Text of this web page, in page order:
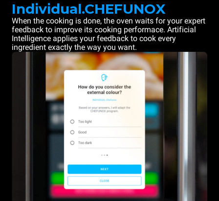
Individual.CHEFUNOX
When the cooking is done, the oven waits for your expert
feedback to improve its cooking performace. Artificial
Intelligence applies your feedback to cook every
ingredient exactly the way you want.